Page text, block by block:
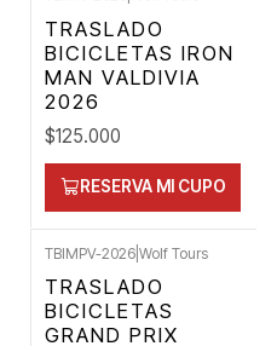
TRASLADO
BICICLETAS IRON
MAN VALDIVIA
2026
$125.000
RESERVA MI CUPO
TBIMPV-2026 Wolf Tours
TRASLADO
BICICLETAS
GRAND PRIX